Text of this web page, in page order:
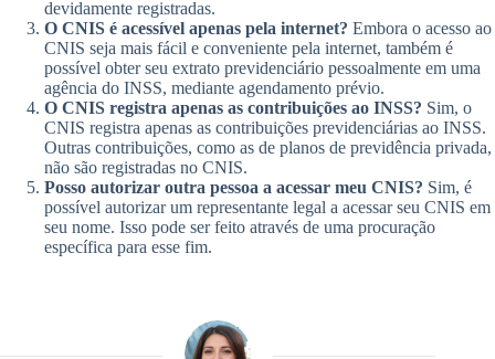
devidamente registradas.
O CNIS é acessível apenas pela internet? Embora o acesso ao
CNIS seja mais fácil e conveniente pela internet, também é
possível obter seu extrato previdenciário pessoalmente em uma
agência do INSS, mediante agendamento prévio.
O CNIS registra apenas as contribuições ao INSS? Sim, o
CNIS registra apenas as contribuições previdenciárias ao INSS.
Outras contribuições, como as de planos de previdência privada,
não são registradas no CNIS.
Posso autorizar outra pessoa a acessar meu CNIS? Sim, é
possível autorizar um representante legal a acessar seu CNIS em
seu nome. Isso pode ser feito através de uma procuração
específica para esse fim.